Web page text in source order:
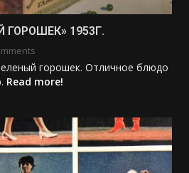
1953Г.
горошек. Отличное блюдо
Read more!